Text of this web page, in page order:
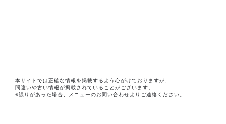
本サイトでは正確な情報を掲載するよう心がけておりますが、
間違いや古い情報が掲載されていることがございます。
※誤りがあった場合、メニューのお問い合わせよりご連絡ください。